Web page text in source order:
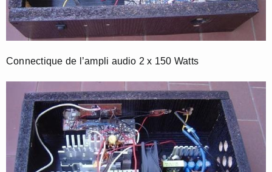
Connectique de l’ampli audio 2 x 150 Watts